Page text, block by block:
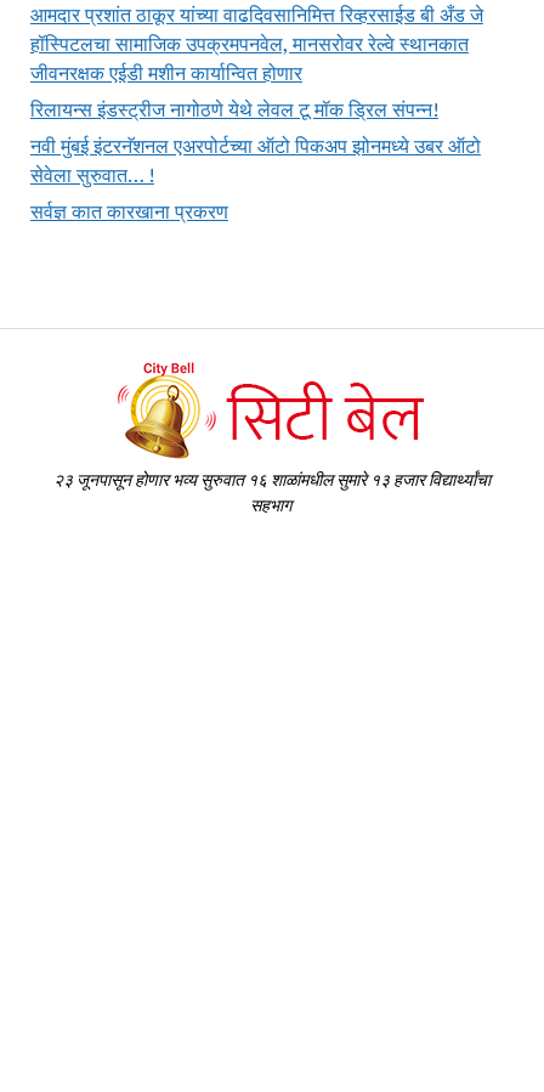
आमदार प्रशांत ठाकूर यांच्या वाढदिवसानिमित्त रिव्हरसाईड बी अँड जे
हॉस्पिटलचा सामाजिक उपक्रमपनवेल, मानसरोवर रेल्वे स्थानकात
जीवनरक्षक एईडी मशीन कार्यान्वित होणार
रिलायन्स इंडस्ट्रीज नागोठणे येथे लेवल टू मॉक ड्रिल संपन्न!
नवी मुंबई इंटरनॅशनल एअरपोर्टच्या ऑटो पिकअप झोनमध्ये उबर ऑटो
सेवेला सुरुवात… !
सर्वज्ञ कात कारखाना प्रकरण
२३ जूनपासून होणार भव्य सुरुवात १६ शाळांमधील सुमारे १३ हजार विद्यार्थ्यांचा
सहभाग